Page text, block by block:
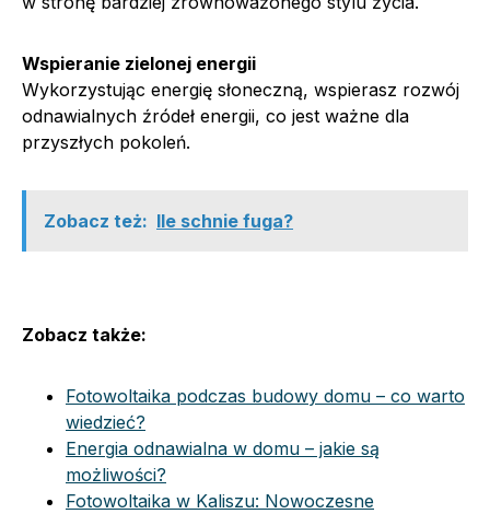
Wspieranie zielonej energii
Wykorzystując energię słoneczną, wspierasz rozwój
odnawialnych źródeł energii, co jest ważne dla
przyszłych pokoleń.
Zobacz też: Ile schnie fuga?
Zobacz także:
Fotowoltaika podczas budowy domu – co warto
wiedzieć?
Energia odnawialna w domu – jakie są
możliwości?
Fotowoltaika w Kaliszu: Nowoczesne